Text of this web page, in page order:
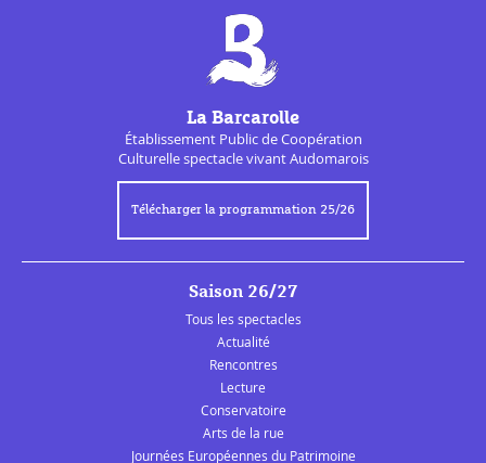
La Barcarolle
Établissement Public deCoopération
Culturellespectacle vivant Audomarois
Télécharger la programmation 25/26
Saison 26/27
Tous les spectacles
Actualité
Rencontres
Lecture
Conservatoire
Arts de la rue
Journées Européennes du Patrimoine